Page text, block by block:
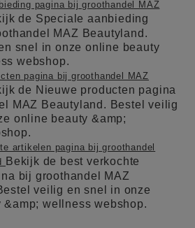
pagina bij groothandel MAZ
de Speciale aanbieding
MAZ Beautyland.
snel in onze online beauty
webshop.
pagina bij groothandel MAZ
de Nieuwe producten pagina
MAZ Beautyland. Bestel veilig
online beauty &amp;
artikelen pagina bij groothandel
Bekijk de best verkochte
bij groothandel MAZ
veilig en snel in onze
wellness webshop.